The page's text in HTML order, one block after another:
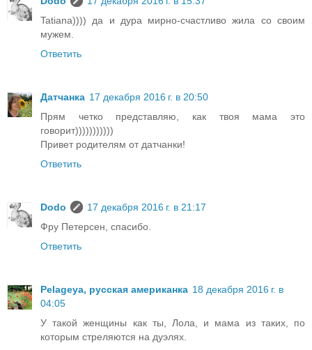
Tatiana)))) да и дура мирно-счастливо жила со своим
мужем.
Ответить
Датчанка 17 декабря 2016 г. в 20:50
Прям четко представляю, как твоя мама это
говорит)))))))))))
Привет родителям от датчанки!
Ответить
Dodo
17 декабря 2016 г. в 21:17
Фру Петерсен, спасибо.
Ответить
Pelageya, русская американка 18 декабря 2016 г. в
04:05
У такой женщины как ты, Лола, и мама из таких, по
которым стреляются на дуэлях.